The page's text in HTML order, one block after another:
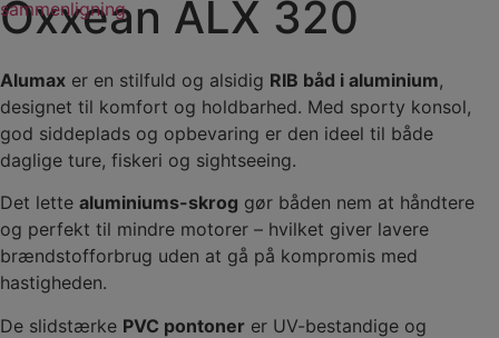
sammenligning
Oxxean ALX 320
Alumax er en stilfuld og alsidig RIB båd i aluminium,
designet til komfort og holdbarhed. Med sporty konsol,
god siddeplads og opbevaring er den ideel til både
daglige ture, fiskeri og sightseeing.
Det lette aluminiums-skrog gør båden nem at håndtere
og perfekt til mindre motorer – hvilket giver lavere
brændstofforbrug uden at gå på kompromis med
hastigheden.
De slidstærke PVC pontoner er UV-bestandige og